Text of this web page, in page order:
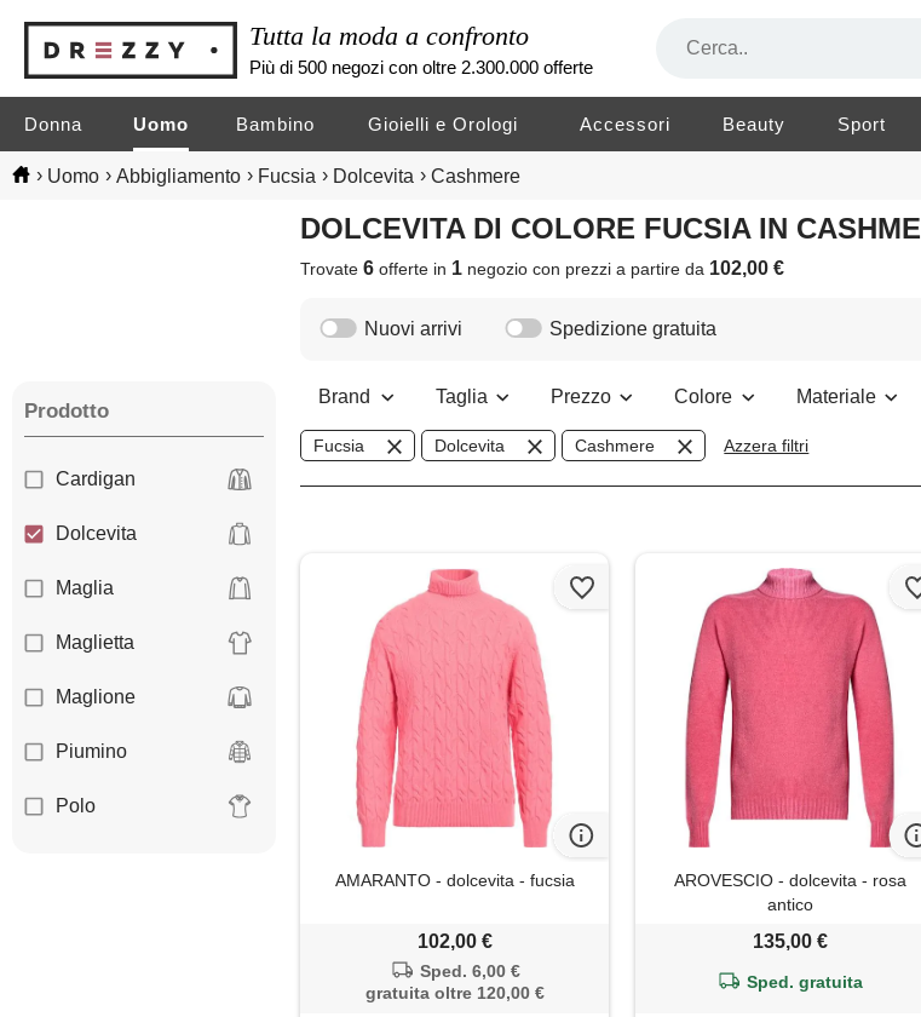
Tutta la moda a confronto
Più di 500 negozi con oltre 2.300.000 offerte
Donna Uomo Bambino Gioielli e Orologi Accessori Beauty Sport
› Uomo › Abbigliamento › Fucsia › Dolcevita › Cashmere
DOLCEVITA DI COLORE FUCSIA IN
Trovate6 offerte in 1 negoziocon prezzi a partire da 102,00 €
Prodotto
Cardigan
Dolcevita
Maglia
Maglietta
Maglione
Piumino
Polo
Nuovi arrivi Spedizione gratuita
Brand Taglia Prezzo Colore Materiale
Fucsia Dolcevita Cashmere Azzera filtri
AMARANTO - dolcevita - fucsia
102,00 €
Sped. 6,00 €
gratuita oltre 120,00 €
AROVESCIO - dolcevita - rosa
antico
135,00 €
Sped. gratuita